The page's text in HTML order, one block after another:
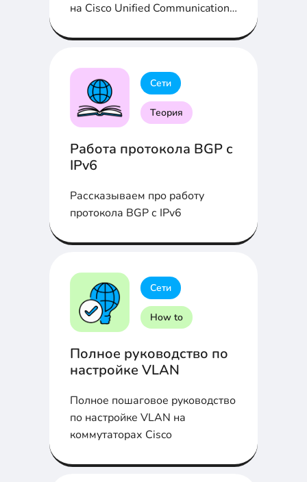
на Cisco Unified Communications
статье...
Сети
Теория
Работа протокола BGP с
IPv6
Рассказываем про работу
протокола BGP с IPv6
Сети
How to
Полное руководство по
настройке VLAN
Полное пошаговое руководство
по настройке VLAN на
коммутаторах Cisco